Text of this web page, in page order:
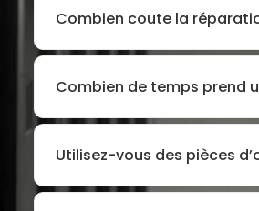
Combien coute la
Combien de temps prend
Utilisez-vous des pièces